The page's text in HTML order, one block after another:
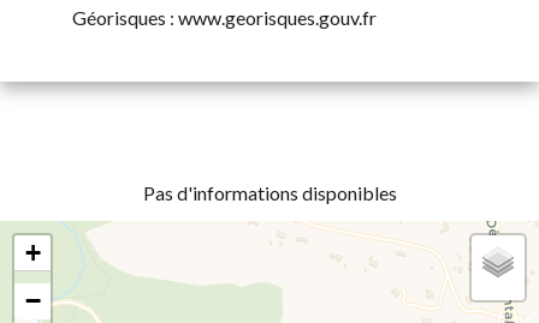
Géorisques : www.georisques.gouv.fr
Pas d'informations disponibles
+
−